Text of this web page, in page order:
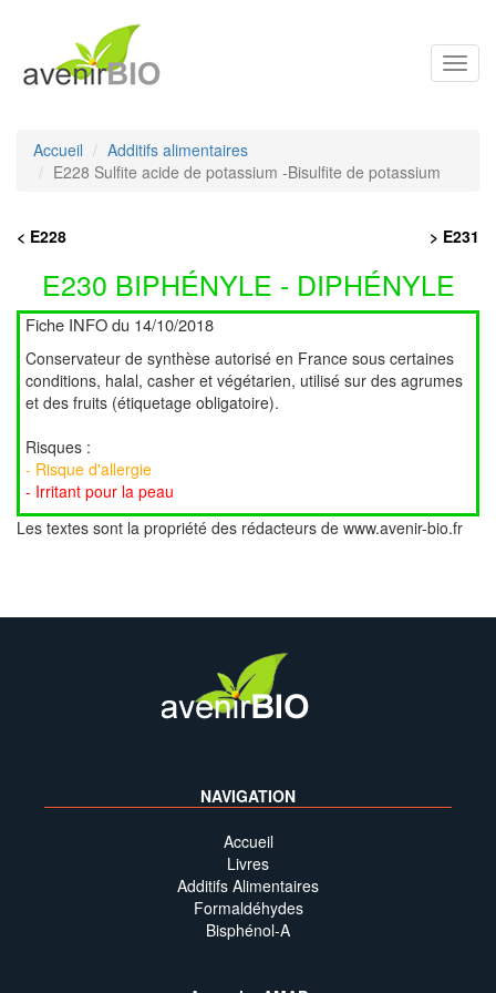
Accueil
Additifs alimentaires
E228 Sulfite acide de potassium -Bisulfite de potassium
< E228 > E231
E230 BIPHÉNYLE - DIPHÉNYLE
Fiche INFO du 14/10/2018
Conservateur de synthèse autorisé en France sous certaines
conditions, halal, casher et végétarien, utilisé sur des agrumes
et des fruits (étiquetage obligatoire).
Risques :
- Risque d'allergie
- Irritant pour la peau
Les textes sont la propriété des rédacteurs de www.avenir-bio.fr
NAVIGATION
Accueil
Livres
Additifs Alimentaires
Formaldéhydes
Bisphénol-A